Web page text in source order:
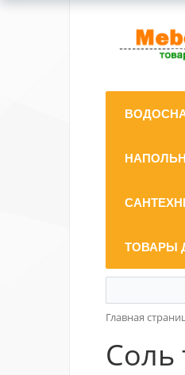
ТОВАРЫ
Главная
Соль